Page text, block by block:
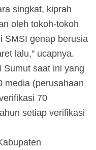
singkat, kiprah
oleh tokoh-tokoh
SMSI genap berusia
lalu," ucapnya.
Sumut saat ini yang
media (perusahaan
70
setiap verifikasi